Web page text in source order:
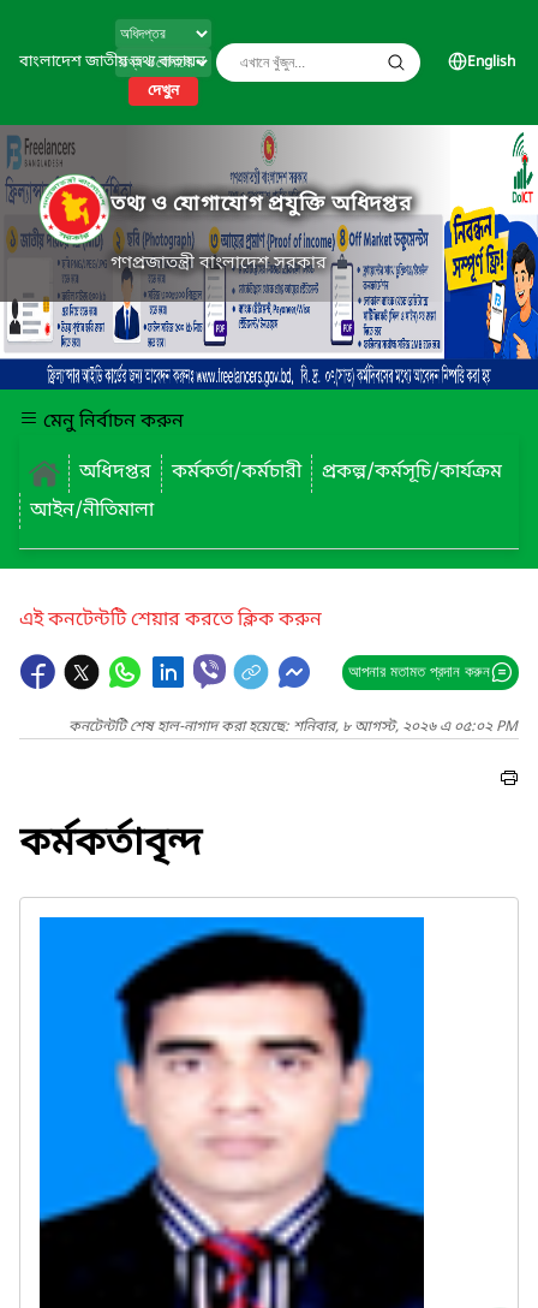
বাংলাদেশ জাতীয় তথ্য বাতায়ন
দেখুন
English
তথ্য ও যোগাযোগ প্রযুক্তি অধিদপ্তর
গণপ্রজাতন্ত্রী বাংলাদেশ সরকার
মেনু নির্বাচন করুন
অধিদপ্তর
কর্মকর্তা/কর্মচারী
প্রকল্প/কর্মসূচি/কার্যক্রম
আইন/নীতিমালা
এই কনটেন্টটি শেয়ার করতে ক্লিক করুন
আপনার মতামত প্রদান করুন
কনটেন্টটি শেষ হাল-নাগাদ করা হয়েছে: শনিবার, ৮ আগস্ট, ২০২৬ এ ০৫:০২ PM
কর্মকর্তাবৃন্দ